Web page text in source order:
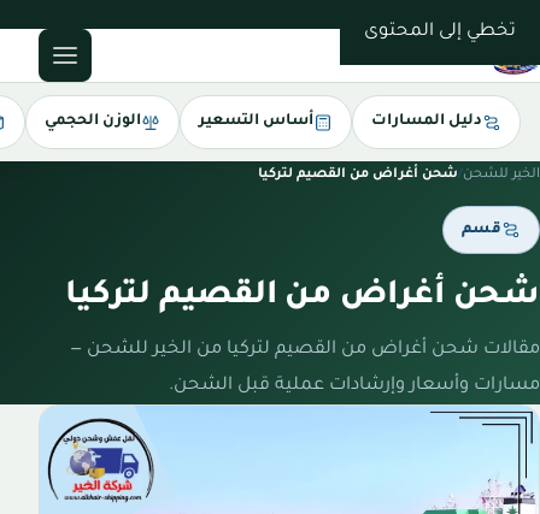
تخطي إلى المحتوى
دليل المسارات أساس التسعير الوزن الحجمي
الخير للشحن/شحن أغراض من القصيم لتركيا
قسم
شحن أغراض من القصيم لتركيا
مقالات شحن أغراض من القصيم لتركيا من الخير للشحن —
مسارات وأسعار وإرشادات عملية قبل الشحن.